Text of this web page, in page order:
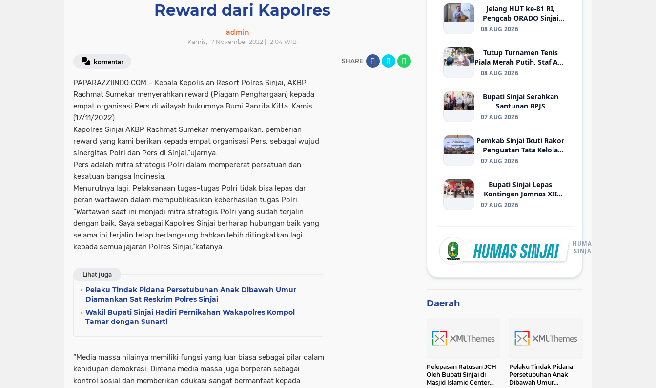
Reward dari Kapolres
admin
Kamis, 17 November 2022 | 12:04 WIB
komentar SHARE
PAPARAZZIINDO.COM – Kepala Kepolisian Resort Polres Sinjai, AKBP
Rachmat Sumekar menyerahkan reward (Piagam Penghargaan) kepada
empat organisasi Pers di wilayah hukumnya Bumi Panrita Kitta. Kamis
(17/11/2022).
Kapolres Sinjai AKBP Rachmat Sumekar menyampaikan, pemberian
reward yang kami berikan kepada empat organisasi Pers, sebagai wujud
sinergitas Polri dan Pers di Sinjai,”ujarnya.
Pers adalah mitra strategis Polri dalam mempererat persatuan dan
kesatuan bangsa Indinesia.
Menurutnya lagi, Pelaksanaan tugas-tugas Polri tidak bisa lepas dari
peran wartawan dalam mempublikasikan keberhasilan tugas Polri.
“Wartawan saat ini menjadi mitra strategis Polri yang sudah terjalin
dengan baik. Saya sebagai Kapolres Sinjai berharap hubungan baik yang
selama ini terjalin tetap berlangsung bahkan lebih ditingkatkan lagi
kepada semua jajaran Polres Sinjai,”katanya.
Lihat juga
Pelaku Tindak Pidana Persetubuhan Anak Dibawah Umur
Diamankan Sat Reskrim Polres Sinjai
Wakil Bupati Sinjai Hadiri Pernikahan Wakapolres Kompol
Tamar dengan Sunarti
“Media massa nilainya memiliki fungsi yang luar biasa sebagai pilar dalam
kehidupan demokrasi. Dimana media massa juga berperan sebagai
kontrol sosial dan memberikan edukasi sangat bermanfaat kepada
Jelang HUT ke-81 RI,
Pengcab ORADO Sinjai
Gelar Turnamen Domino
08 AUG 2026
Tutup Turnamen Tenis
Piala Merah Putih, Staf Ahli
Bupati Dorong Pembinaan
08 AUG 2026
Bupati Sinjai Serahkan
Santunan BPJS
Ketenagakerjaan kepada
07 AUG 2026
Pemkab Sinjai Ikuti Rakor
Penguatan Tata Kelola
BUMD Air Minum di
07 AUG 2026
Bupati Sinjai Lepas
Kontingen Jamnas XII
2026, Pesan Jaga
07 AUG 2026
HUMAS
SINJAI
Daerah
Pelepasan Ratusan JCH
Oleh Bupati Sinjai di
Masjid Islamic Center
Pelaku Tindak Pidana
Persetubuhan Anak
Dibawah Umur